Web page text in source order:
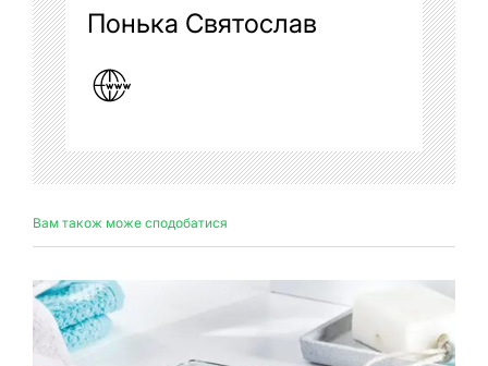
Понька Святослав
Вам також може сподобатися